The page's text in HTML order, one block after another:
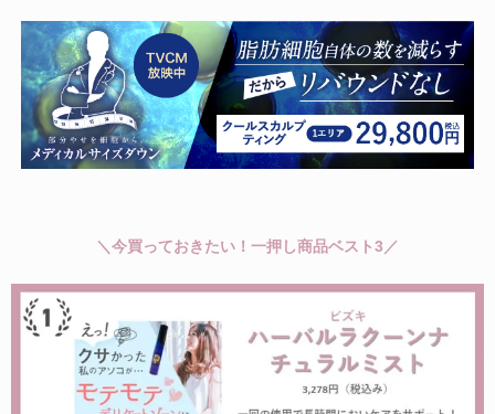
＼今買っておきたい！一押し商品ベスト3／